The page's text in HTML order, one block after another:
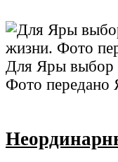
Для Яры выбор
Фото передано